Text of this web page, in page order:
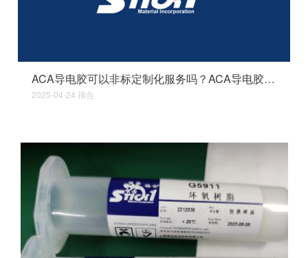
ACA导电胶可以非标定制化服务吗？ACA导电胶可满足多样化高精度连接需求吗？
2025-04-24 禧合